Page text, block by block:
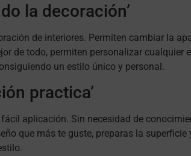
la decoración’
de interiores. Permiten cambiar la
de todo, permiten personalizar cualquier
un estilo único y personal.
practica’
aplicación. Sin necesidad de
que más te guste, preparas la